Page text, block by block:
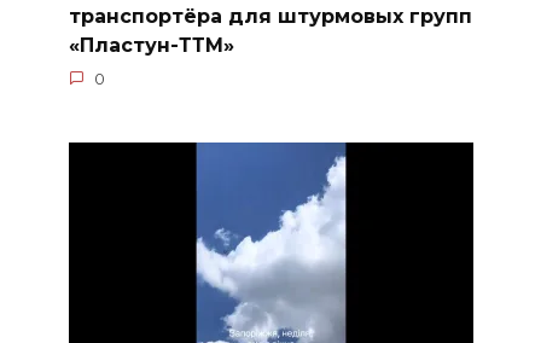
транспортёра для штурмовых групп
«Пластун-ТТМ»
0